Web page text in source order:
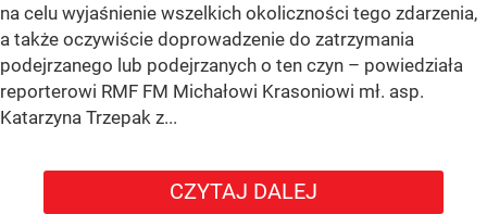
na celu wyjaśnienie wszelkich okoliczności tego zdarzenia,
a także oczywiście doprowadzenie do zatrzymania
podejrzanego lub podejrzanych o ten czyn – powiedziała
reporterowi RMF FM Michałowi Krasoniowi mł. asp.
Katarzyna Trzepak z...
CZYTAJ DALEJ